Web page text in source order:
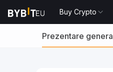
Buy Crypto
Prezentare